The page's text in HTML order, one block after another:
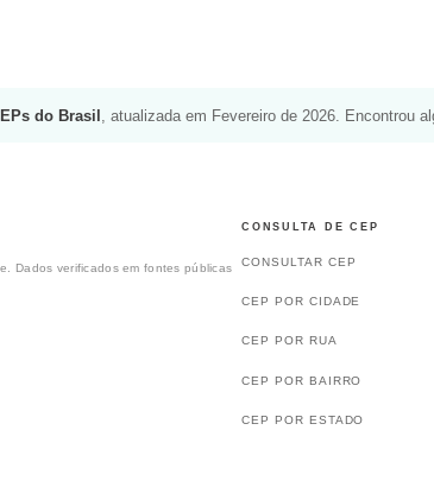
do Brasil , atualizada em Fevereiro de 2026. Encontrou
Dados verificados em fontes públicas
CONSULTA DE CEP
CONSULTAR CEP
CEP POR CIDADE
CEP POR RUA
CEP POR BAIRRO
CEP POR ESTADO